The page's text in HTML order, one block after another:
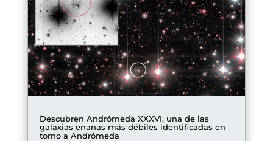
Descubren Andrómeda XXXVI, una de las
galaxias enanas más débiles identificadas en
torno a Andrómeda